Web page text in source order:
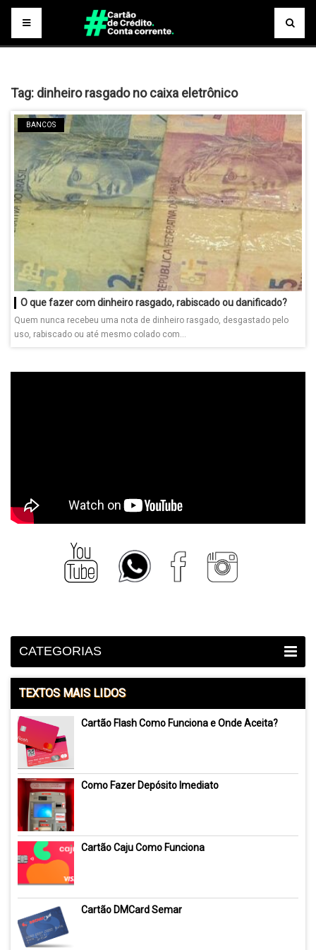
Tag: dinheiro rasgado no caixa eletrônico
BANCOS
O que fazer com dinheiro rasgado, rabiscado ou danificado?
Quem nunca recebeu uma nota de dinheiro rasgado, desgastado pelo
uso, rabiscado ou até mesmo colado com...
CATEGORIAS
TEXTOS MAIS LIDOS
Cartão Flash Como Funciona e Onde Aceita?
Como Fazer Depósito Imediato
Cartão Caju Como Funciona
Cartão DMCard Semar